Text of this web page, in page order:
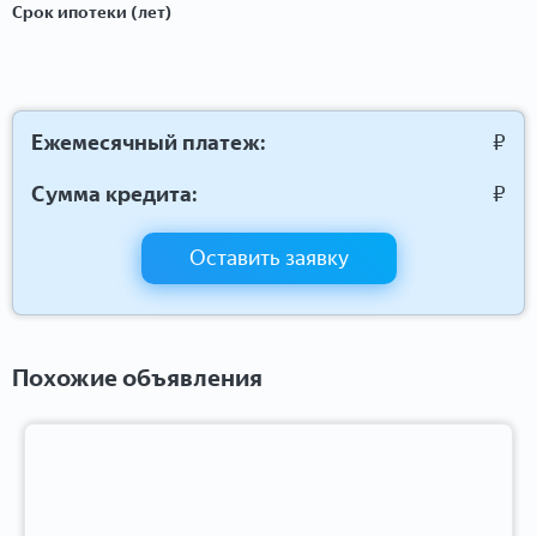
Срок ипотеки (лет)
Ежемесячный платеж:
₽
Сумма кредита:
₽
Оставить заявку
Похожие объявления